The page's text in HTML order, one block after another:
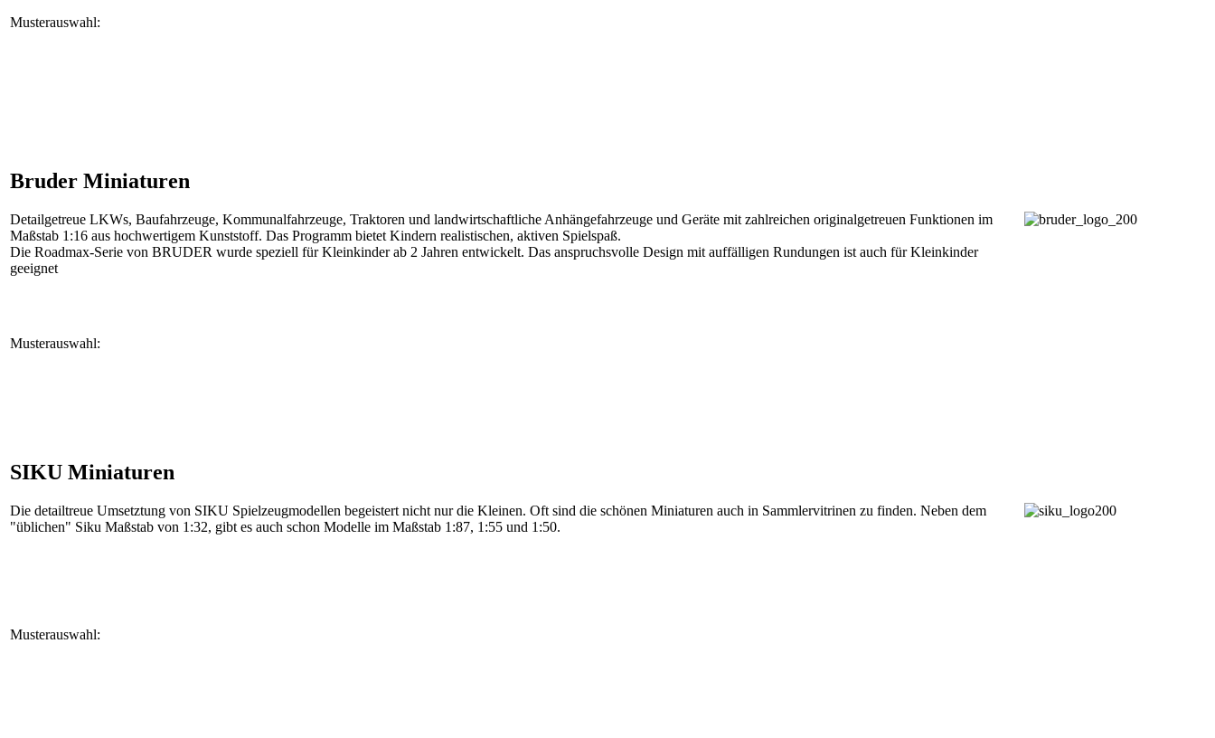
Musterauswahl:
Bruder Miniaturen
Detailgetreue LKWs, Baufahrzeuge, Kommunalfahrzeuge, Traktoren und landwirtschaftliche Anhängefahrzeuge und Geräte mit zahlreichen originalgetreuen Funktionen im
Maßstab 1:16 aus hochwertigem Kunststoff. Das Programm bietet Kindern realistischen, aktiven Spielspaß.
Die Roadmax-Serie von BRUDER wurde speziell für Kleinkinder ab 2 Jahren entwickelt. Das anspruchsvolle Design mit auffälligen Rundungen ist auch für Kleinkinder
geeignet
Musterauswahl:
SIKU Miniaturen
Die detailtreue Umsetztung von SIKU Spielzeugmodellen begeistert nicht nur die Kleinen. Oft sind die schönen Miniaturen auch in Sammlervitrinen zu finden. Neben dem
"üblichen" Siku Maßstab von 1:32, gibt es auch schon Modelle im Maßstab 1:87, 1:55 und 1:50.
Musterauswahl: